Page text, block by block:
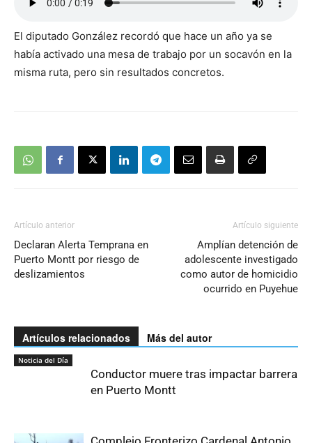
El diputado González recordó que hace un año ya se
había activado una mesa de trabajo por un socavón en la
misma ruta, pero sin resultados concretos.
Artículo anterior
Declaran Alerta Temprana en
Puerto Montt por riesgo de
deslizamientos
Artículo siguiente
Amplían detención de
adolescente investigado
como autor de homicidio
ocurrido en Puyehue
Artículos relacionados Más del autor
Noticia del Día
Conductor muere tras impactar barrera
en Puerto Montt